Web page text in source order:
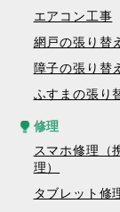
エアコン工事
網戸の張り替
障子の張り替
ふすまの張り
修理
スマホ修理（
理）
タブレット修